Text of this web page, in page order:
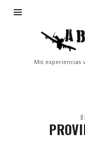
Baja
Cota
Mis experiencias